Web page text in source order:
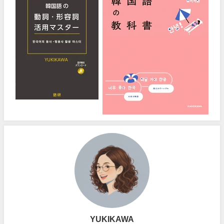
YUKIKAWA